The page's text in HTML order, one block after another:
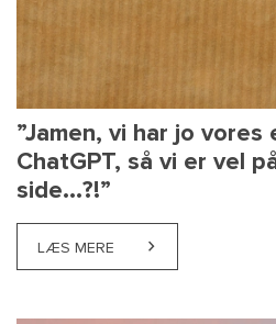
”Jamen, vi har jo vores
ChatGPT, så vi er vel
side...?!”
LÆS MERE ABOUT ”JAMEN, VI